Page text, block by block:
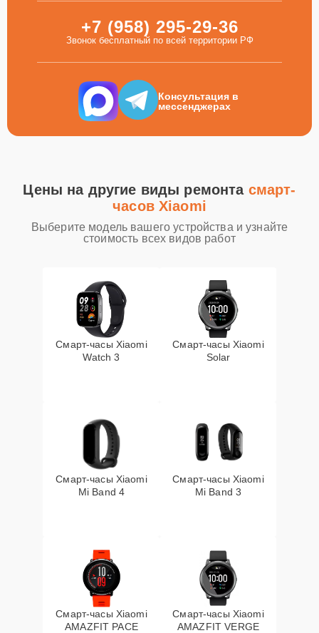
+7 (958) 295-29-36
Звонок бесплатный по всей территории РФ
Консультация в
мессенджерах
Цены на другие виды ремонта смарт-
часов Xiaomi
Выберите модель вашего устройства и узнайте
стоимость всех видов работ
Смарт-часы Xiaomi
Watch 3
Смарт-часы Xiaomi
Solar
Смарт-часы Xiaomi
Mi Band 4
Смарт-часы Xiaomi
Mi Band 3
Смарт-часы Xiaomi
AMAZFIT PACE
Смарт-часы Xiaomi
AMAZFIT VERGE